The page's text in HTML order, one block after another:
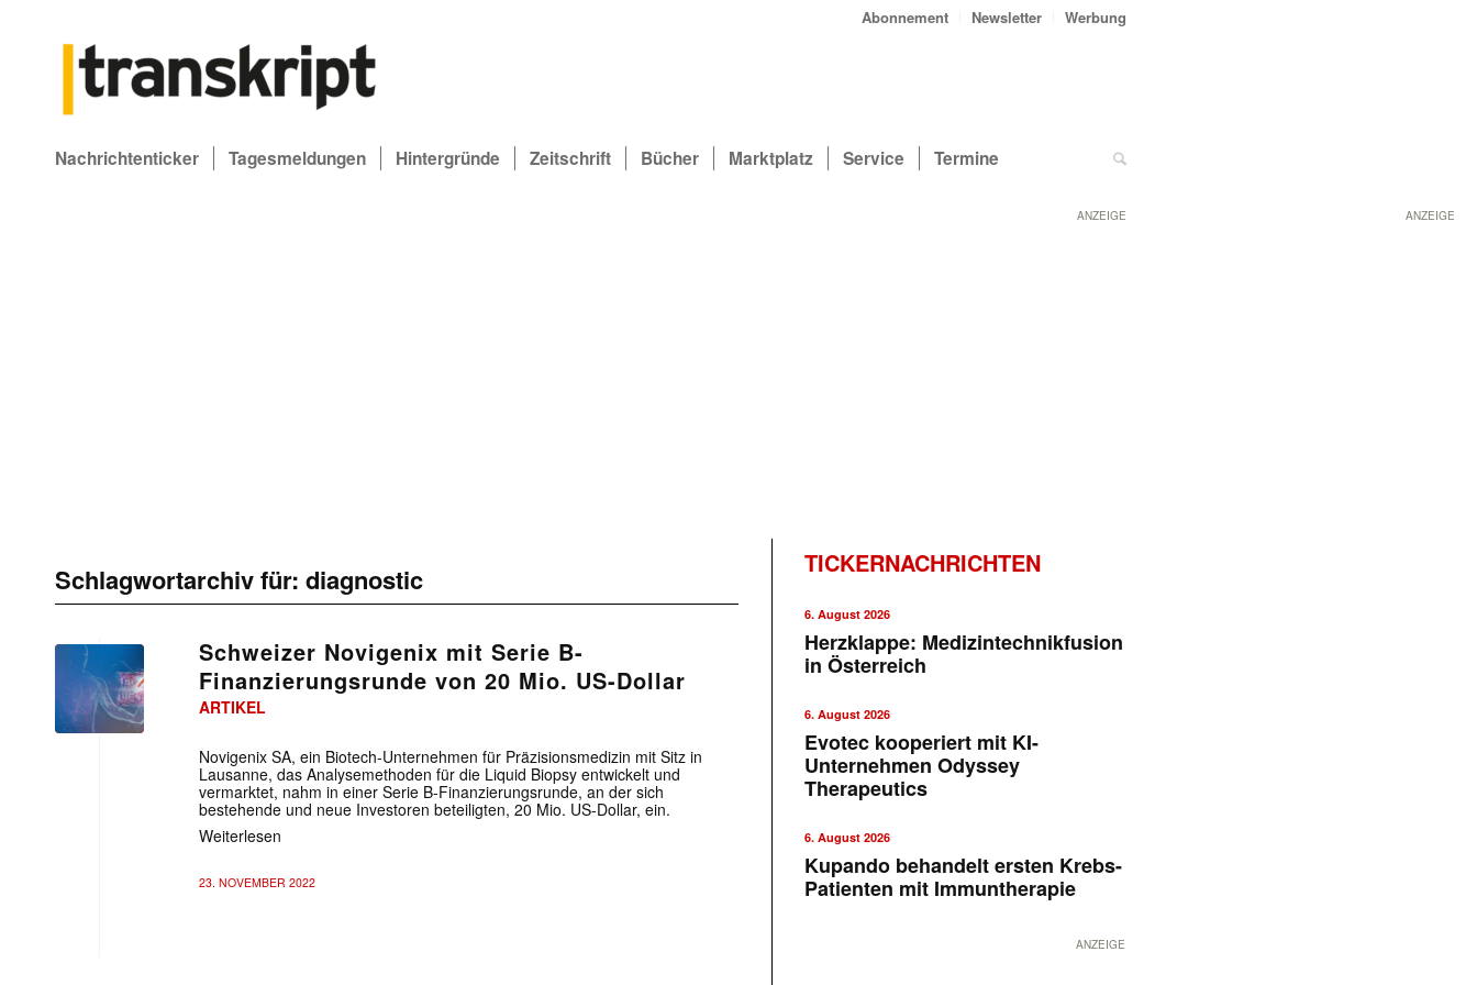
ANZEIGE
Abonnement Newsletter Werbung
Nachrichtenticker Tagesmeldungen Hintergründe Zeitschrift Bücher Marktplatz Service Termine
ANZEIGE
Schlagwortarchiv für: diagnostic
Schweizer Novigenix mit Serie B-
Finanzierungsrunde von 20 Mio. US-Dollar
ARTIKEL
Novigenix SA, ein Biotech-Unternehmen für Präzisionsmedizin mit Sitz in
Lausanne, das Analysemethoden für die Liquid Biopsy entwickelt und
vermarktet, nahm in einer Serie B-Finanzierungsrunde, an der sich
bestehende und neue Investoren beteiligten, 20 Mio. US-Dollar, ein.
Weiterlesen
23. NOVEMBER 2022
TICKERNACHRICHTEN
6. August 2026
Herzklappe: Medizintechnikfusion
in Österreich
6. August 2026
Evotec kooperiert mit KI-
Unternehmen Odyssey
Therapeutics
6. August 2026
Kupando behandelt ersten Krebs-
Patienten mit Immuntherapie
ANZEIGE